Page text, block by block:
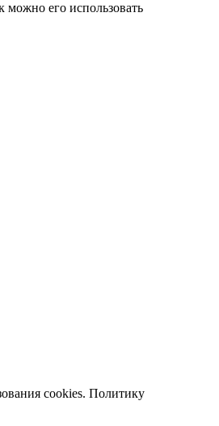
его использовать
cookies. Политику